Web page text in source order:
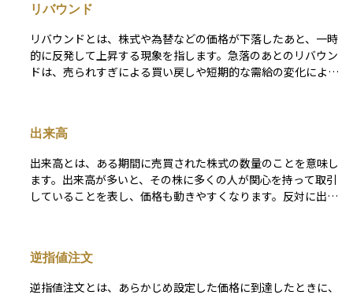
ことで、冷静な判断ができるように時間を確保する役割を果た
しています。ストップ安になると、その銘柄の売買は可能です
が、価格はそれ以上下がらず、買い注文が非常に少ない場合は
売りたい人がいても売れないことがあります。特に企業の業績
悪化や不祥事、経済の悪材料などが原因で発生することが多い
リバウンド
リバウンドとは、株式や為替などの価格が下落したあと、一時
的に反発して上昇する現象を指します。急落のあとのリバウン
ドは、売られすぎによる買い戻しや短期的な需給の変化によっ
び下落に転じる「戻り売り」の局面となる可能性もあります。
資産運用においては、リバウンドは相場の一時的な変動と位置
づけ、長期的な基調やファンダメンタルズと併せて判断するこ
とが重要です。
出来高
出来高とは、ある期間に売買された株式の数量のことを意味し
ます。出来高が多いと、その株に多くの人が関心を持って取引
していることを表し、価格も動きやすくなります。反対に出来
逆指値注文
逆指値注文とは、あらかじめ設定した価格に到達したときに、